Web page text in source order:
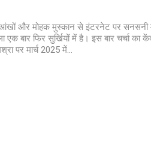
और मोहक मुस्कान से इंटरनेट पर सनसनी
बार फिर सुर्खियों में है। इस बार चर्चा का
पर मार्च 2025 में…